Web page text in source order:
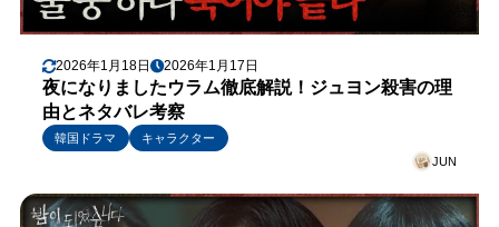
2026年1月18日 2026年1月17日
夜になりましたウラム徹底解説！ジュヨン殺害の理
由とネタバレ考察
韓国ドラマ
キャラクター
JUN